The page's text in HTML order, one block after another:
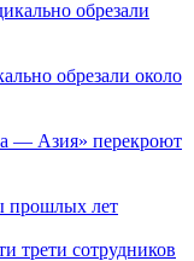
обрезали около
— Азия» перекроют
прошлых лет
трети сотрудников